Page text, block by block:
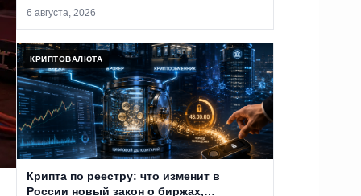
достигла 44%
6 августа, 2026
КРИПТОВАЛЮТА
Крипта по реестру: что изменит в
России новый закон о биржах,